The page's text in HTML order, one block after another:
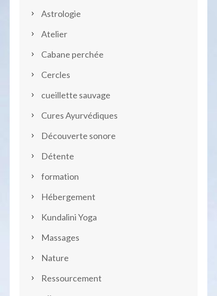
Astrologie
Atelier
Cabane perchée
Cercles
cueillette sauvage
Cures Ayurvédiques
Découverte sonore
Détente
formation
Hébergement
Kundalini Yoga
Massages
Nature
Ressourcement